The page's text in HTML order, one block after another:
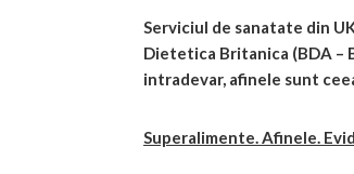
Serviciul de sanatate din
Dietetica Britanica (BDA –
intradevar, afinele sunt
Superalimente. Afinele.